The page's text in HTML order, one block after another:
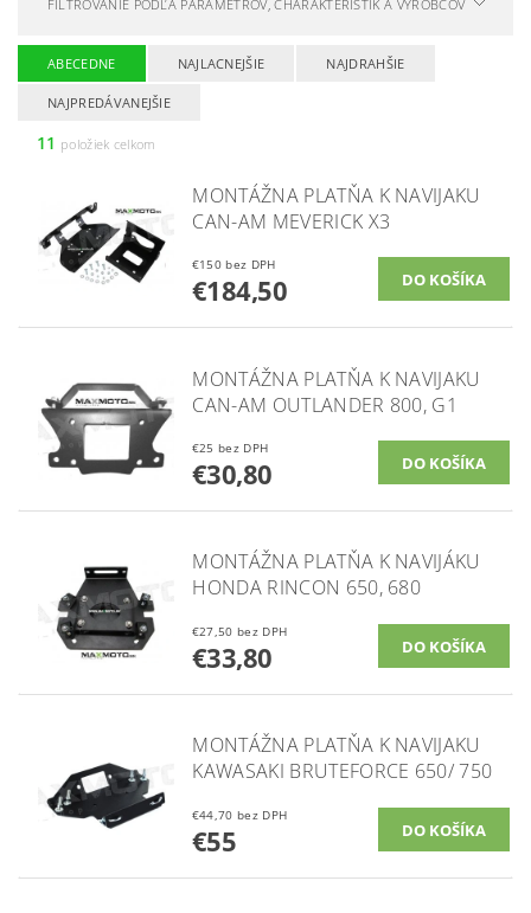
FILTROVANIE PODĽA PARAMETROV, CHARAKTERISTÍK A VÝROBCOV
ABECEDNE NAJLACNEJŠIE NAJDRAHŠIE
NAJPREDÁVANEJŠIE
11 položiek celkom
MONTÁŽNA PLATŇA K NAVIJAKU
CAN-AM MEVERICK X3
€150 bez DPH
€184,50
MONTÁŽNA PLATŇA K NAVIJAKU
CAN-AM OUTLANDER 800, G1
€25 bez DPH
€30,80
MONTÁŽNA PLATŇA K NAVIJÁKU
HONDA RINCON 650, 680
€27,50 bez DPH
€33,80
MONTÁŽNA PLATŇA K NAVIJAKU
KAWASAKI BRUTEFORCE 650/ 750
€44,70 bez DPH
€55